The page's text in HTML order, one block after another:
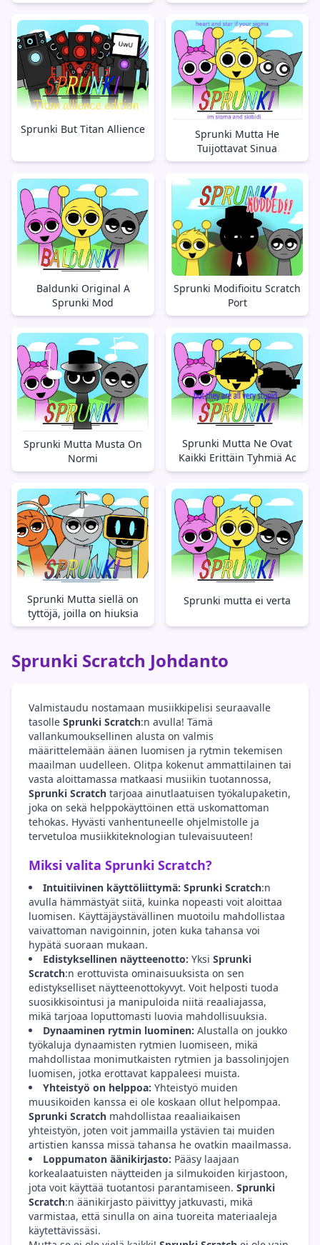
Sprunki But Titan Allience
Sprunki Mutta He
Tuijottavat Sinua
Baldunki Original A
Sprunki Mod
Sprunki Modifioitu Scratch
Port
Sprunki Mutta Musta On
Normi
Sprunki Mutta Ne Ovat
Kaikki Erittäin Tyhmiä Ac
Sprunki Mutta siellä on
tyttöjä, joilla on hiuksia
Sprunki mutta ei verta
Sprunki Scratch Johdanto
Valmistaudu nostamaan musiikkipelisi seuraavalle
tasolle Sprunki Scratch:n avulla! Tämä
vallankumouksellinen alusta on valmis
määrittelemään äänen luomisen ja rytmin tekemisen
maailman uudelleen. Olitpa kokenut ammattilainen tai
vasta aloittamassa matkaasi musiikin tuotannossa,
Sprunki Scratch tarjoaa ainutlaatuisen työkalupaketin,
joka on sekä helppokäyttöinen että uskomattoman
tehokas. Hyvästi vanhentuneelle ohjelmistolle ja
tervetuloa musiikkiteknologian tulevaisuuteen!
Miksi valita Sprunki Scratch?
Intuitiivinen käyttöliittymä: Sprunki Scratch:n
avulla hämmästyät siitä, kuinka nopeasti voit aloittaa
luomisen. Käyttäjäystävällinen muotoilu mahdollistaa
vaivattoman navigoinnin, joten kuka tahansa voi
hypätä suoraan mukaan.
Edistyksellinen näytteenotto: Yksi Sprunki
Scratch:n erottuvista ominaisuuksista on sen
edistykselliset näytteenottokyvyt. Voit helposti tuoda
suosikkisointusi ja manipuloida niitä reaaliajassa,
mikä tarjoaa loputtomasti luovia mahdollisuuksia.
Dynaaminen rytmin luominen: Alustalla on joukko
työkaluja dynaamisten rytmien luomiseen, mikä
mahdollistaa monimutkaisten rytmien ja bassolinjojen
luomisen, jotka erottavat kappaleesi muista.
Yhteistyö on helppoa: Yhteistyö muiden
muusikoiden kanssa ei ole koskaan ollut helpompaa.
Sprunki Scratch mahdollistaa reaaliaikaisen
yhteistyön, joten voit jammailla ystävien tai muiden
artistien kanssa missä tahansa he ovatkin maailmassa.
Loppumaton äänikirjasto: Pääsy laajaan
korkealaatuisten näytteiden ja silmukoiden kirjastoon,
jota voit käyttää tuotantosi parantamiseen. Sprunki
Scratch:n äänikirjasto päivittyy jatkuvasti, mikä
varmistaa, että sinulla on aina tuoreita materiaaleja
käytettävissäsi.